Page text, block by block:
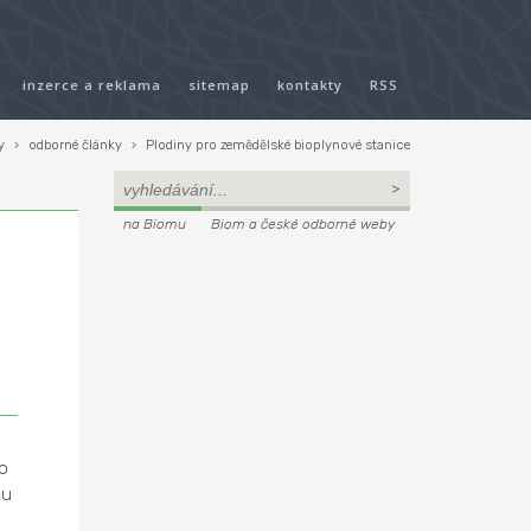
inzerce a reklama sitemap kontakty RSS
› odborné články › Plodiny pro zemědělské bioplynové stanice
na Biomu Biom a české odborné weby